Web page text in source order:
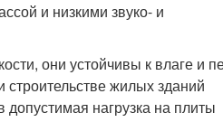
и низкими звуко- и
они устойчивы к влаге и
жилых зданий
нагрузка на плиты